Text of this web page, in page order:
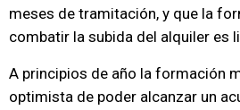
meses de tramitación, y que la
combatir la subida del alquiler es
A principios de año la formación
optimista de poder alcanzar un